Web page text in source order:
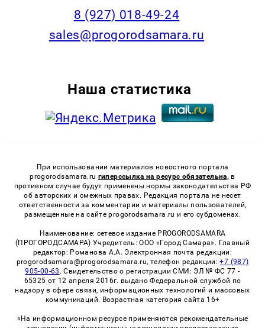
8 (927) 018-49-24
sales@progorodsamara.ru
Наша статистика
При использовании материалов новостного портала
progorodsamara.ru гиперссылка на ресурс обязательна, в
противном случае будут применены нормы законодательства РФ
об авторских и смежных правах. Редакция портала не несет
ответственности за комментарии и материалы пользователей,
размещенные на сайте progorodsamara.ru и его субдоменах.
Наименование: сетевое издание PROGORODSAMARA
(ПРОГОРОДСАМАРА) Учредитель: ООО «Город Самара». Главный
редактор: Романова А.А. Электронная почта редакции:
progorodsamara@progorodsamara.ru, телефон редакции:+7 (987)
905-00-63 . Свидетельство о регистрации СМИ: ЭЛ № ФС 77 -
65325 от 12 апреля 2016г. выдано Федеральной службой по
надзору в сфере связи, информационных технологий и массовых
коммуникаций. Возрастная категория сайта 16+
«На информационном ресурсе применяются рекомендательные